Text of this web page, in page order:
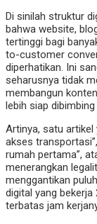
Di sinilah struktur
bahwa website,
tertinggi bagi
to-customer
diperhatikan. Ini
seharusnya tidak
membangun
lebih siap
Artinya, satu artikel
akses
rumah pertama”,
menerangkan
menggantikan
digital yang bekerja
terbatas jam